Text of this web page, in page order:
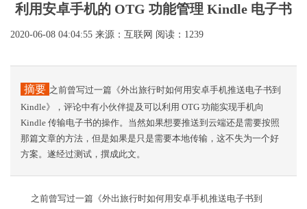
利用安卓手机的 OTG 功能管理 Kindle 电子书
2020-06-08 04:04:55 来源：互联网 阅读：1239
摘要 之前曾写过一篇《外出旅行时如何用安卓手机推送电子书到
Kindle》，评论中有小伙伴提及可以利用 OTG 功能实现手机向
Kindle 传输电子书的操作。当然如果想要推送到云端还是需要按照
那篇文章的方法，但是如果是只是需要本地传输，这不失为一个好
方案。遂经过测试，撰成此文。
之前曾写过一篇《外出旅行时如何用安卓手机推送电子书到